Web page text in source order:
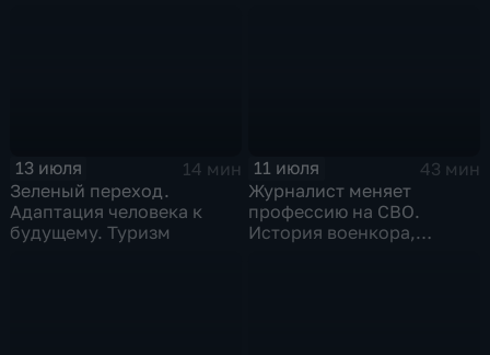
13 июля
14 мин
Зеленый переход.
Адаптация человека к
будущему. Туризм
11 июля
43 мин
Журналист меняет
профессию на СВО.
История военкора,